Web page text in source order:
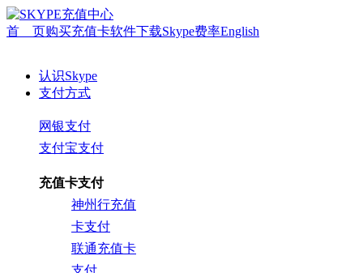
首 页购买充值卡软件下载Skype费率English
认识Skype
支付方式
网银支付
支付宝支付
充值卡支付
神州行充值
卡支付
联通充值卡
支付